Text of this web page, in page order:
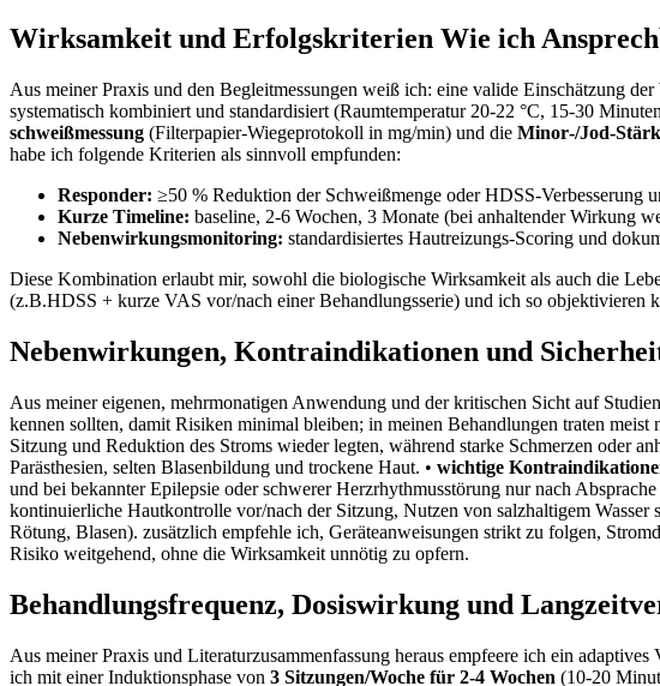
Wirksamkeit und Erfolgskriterien​ Wie ich
Aus meiner ⁤Praxis und den Begleitmessungen weiß ich:⁢ eine valide Einschätzung
systematisch kombiniert‌ und ​standardisiert (Raumtemperatur ‍20-22 °C, ⁣15-30
schweißmessung (Filterpapier-Wiegeprotokoll ⁢in mg/min)⁢ und die Minor‑/
habe ich folgende Kriterien ​als ⁣sinnvoll empfunden:⁣
Responder: ‌≥50 % Reduktion der Schweißmenge oder HDSS‑Verbesserung
Kurze‍ Timeline: baseline, 2-6 Wochen, 3 Monate (bei anhaltender Wirkung
Nebenwirkungsmonitoring: standardisiertes Hautreizungs‑Scoring und
Diese Kombination erlaubt mir, sowohl die biologische Wirksamkeit⁢ als auch die
⁣(z.B.HDSS + kurze VAS vor/nach einer Behandlungsserie) und ⁢ich so objektivieren
Nebenwirkungen, Kontraindikationen und
Aus meiner eigenen, mehrmonatigen Anwendung‍ und der kritischen Sicht auf
⁤kennen sollten, damit⁤ Risiken minimal bleiben; in ‌meinen⁣ Behandlungen traten
Sitzung und Reduktion⁣ des Stroms wieder legten, während starke​ Schmerzen oder
‌Parästhesien, ‌selten⁤ Blasenbildung ⁢und trockene Haut. • wichtige
und bei bekannter Epilepsie⁤ oder schwerer ⁣Herzrhythmusstörung ​nur nach
kontinuierliche Hautkontrolle vor/nach der Sitzung, Nutzen von ⁤salzhaltigem
Rötung, Blasen). zusätzlich empfehle ich, Geräteanweisungen strikt zu folgen,
Risiko weitgehend, ohne die⁣ Wirksamkeit ‍unnötig ‌zu opfern.
Behandlungsfrequenz, Dosiswirkung und
Aus meiner ​Praxis und Literaturzusammenfassung heraus empfeere ​ich ein adaptives
ich mit einer Induktionsphase​ von 3 Sitzungen/Woche für 2-4 Wochen (10-20